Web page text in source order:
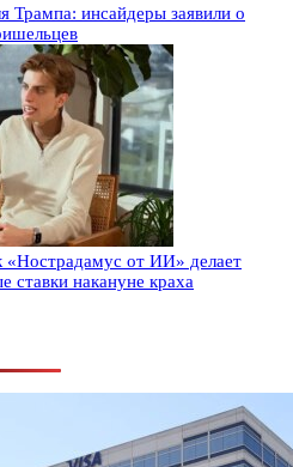
Трампа: инсайдеры заявили о
«Нострадамус от ИИ» делает
ставки накануне краха